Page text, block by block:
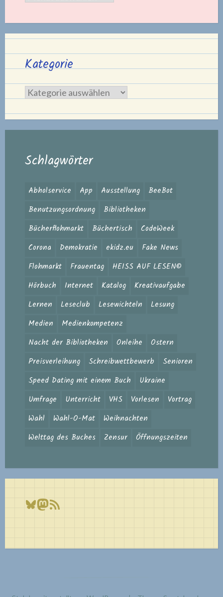
Kategorie
Kategorie
Schlagwörter
Abholservice App Ausstellung
BeeBot
Benutzungsordnung
Bibliotheken
Bücherflohmarkt
Büchertisch
CodeWeek
Corona
Demokratie ekidz.eu
Fake News
Flohmarkt
Frauentag
HEISS AUF LESEN©
Hörbuch
Internet Katalog
Kreativaufgabe
Lernen
Leseclub Lesewichteln
Lesung
Medien
Medienkompetenz
Nacht der Bibliotheken
Onleihe
Ostern
Preisverleihung
Schreibwettbewerb
Senioren
Speed Dating mit einem Buch
Ukraine
Umfrage
Unterricht VHS Vorlesen
Vortrag
Wahl
Wahl-O-Mat
Weihnachten
Welttag des Buches
Zensur Öffnungszeiten
Bluesky
Mastodon
RSS-Feed